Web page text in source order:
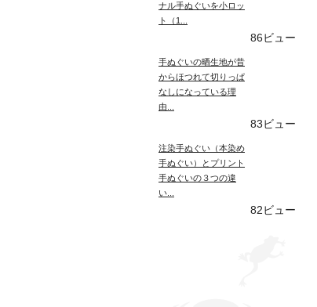
ナル手ぬぐいを小ロッ
ト（1...
86ビュー
手ぬぐいの晒生地が昔
からほつれて切りっぱ
なしになっている理
由...
83ビュー
注染手ぬぐい（本染め
手ぬぐい）とプリント
手ぬぐいの３つの違
い...
82ビュー